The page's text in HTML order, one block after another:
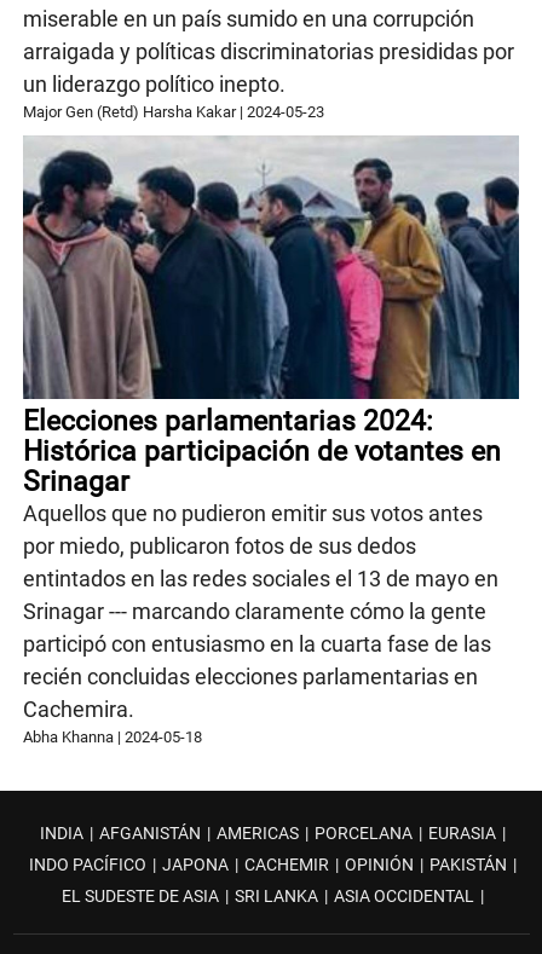
miserable en un país sumido en una corrupción
arraigada y políticas discriminatorias presididas por
un liderazgo político inepto.
Major Gen (Retd) Harsha Kakar|2024-05-23
Elecciones parlamentarias 2024:
Histórica participación de votantes en
Srinagar
Aquellos que no pudieron emitir sus votos antes
por miedo, publicaron fotos de sus dedos
entintados en las redes sociales el 13 de mayo en
Srinagar --- marcando claramente cómo la gente
participó con entusiasmo en la cuarta fase de las
recién concluidas elecciones parlamentarias en
Cachemira.
Abha Khanna |2024-05-18
INDIA | AFGANISTÁN | AMERICAS | PORCELANA | EURASIA |
INDO PACÍFICO | JAPONA | CACHEMIR | OPINIÓN | PAKISTÁN |
EL SUDESTE DE ASIA | SRI LANKA | ASIA OCCIDENTAL |